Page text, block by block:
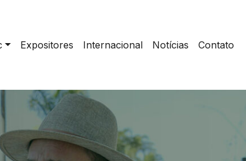
Expositores Internacional Notícias Contato